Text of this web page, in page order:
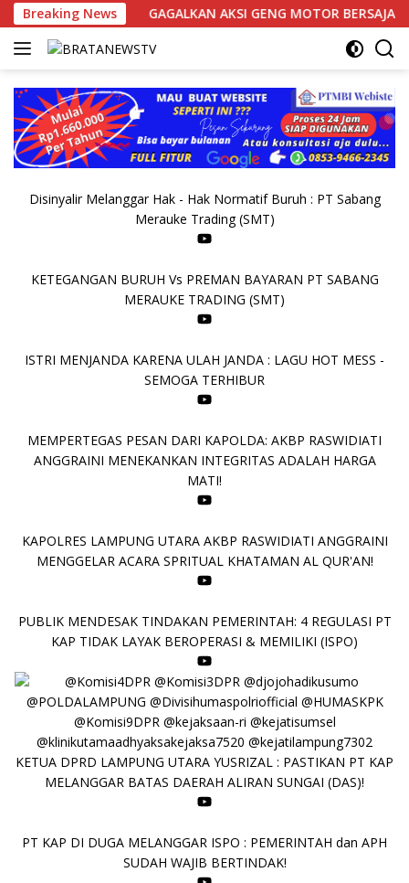
Langsung
ke
konten
Breaking NewsGAGALKAN AKSI GENG MOTOR BERSAJAM,
Disinyalir Melanggar Hak - Hak Normatif Buruh : PT Sabang
Merauke Trading (SMT)
KETEGANGAN BURUH Vs PREMAN BAYARAN PT SABANG
MERAUKE TRADING (SMT)
ISTRI MENJANDA KARENA ULAH JANDA : LAGU HOT MESS -
SEMOGA TERHIBUR
MEMPERTEGAS PESAN DARI KAPOLDA: AKBP RASWIDIATI
ANGGRAINI MENEKANKAN INTEGRITAS ADALAH HARGA
MATI!
KAPOLRES LAMPUNG UTARA AKBP RASWIDIATI ANGGRAINI
MENGGELAR ACARA SPRITUAL KHATAMAN AL QUR'AN!
PUBLIK MENDESAK TINDAKAN PEMERINTAH: 4 REGULASI PT
KAP TIDAK LAYAK BEROPERASI & MEMILIKI (ISPO)
KETUA DPRD LAMPUNG UTARA YUSRIZAL : PASTIKAN PT KAP
MELANGGAR BATAS DAERAH ALIRAN SUNGAI (DAS)!
PT KAP DI DUGA MELANGGAR ISPO : PEMERINTAH dan APH
SUDAH WAJIB BERTINDAK!